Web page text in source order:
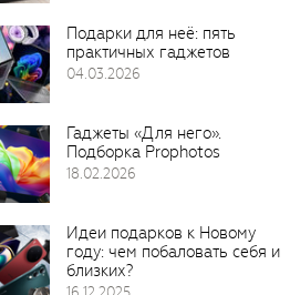
Подарки для неё: пять
практичных гаджетов
04.03.2026
Гаджеты «Для него».
Подборка Prophotos
18.02.2026
Идеи подарков к Новому
году: чем побаловать себя и
близких?